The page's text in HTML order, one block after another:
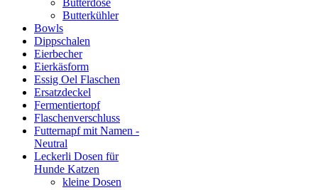
Butterdose
Butterkühler
Bowls
Dippschalen
Eierbecher
Eierkäsform
Essig Oel Flaschen
Ersatzdeckel
Fermentiertopf
Flaschenverschluss
Futternapf mit Namen -
Neutral
Leckerli Dosen für
Hunde Katzen
kleine Dosen